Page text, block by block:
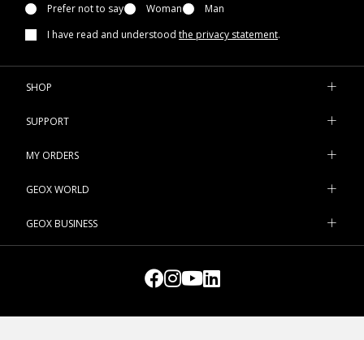
Prefer not to say Woman
Man
I have read and understood the privacy statement.
SHOP
SUPPORT
MY ORDERS
GEOX WORLD
GEOX BUSINESS